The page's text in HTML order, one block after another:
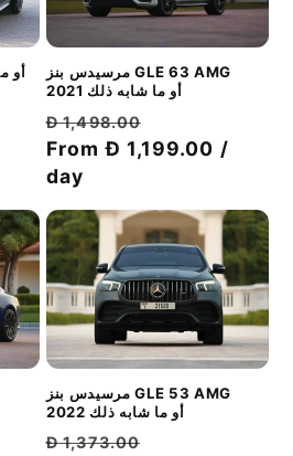
مرسيدس بنز GLE 63 AMG
2021 أو ما شابه ذلك
سعر
عادي
Đ 1,498.00
الخصم
From Đ 1,199.00 /
day
مرسيدس بنز GLE 53 AMG
2022 أو ما شابه ذلك
سعر
Đ 1,373.00